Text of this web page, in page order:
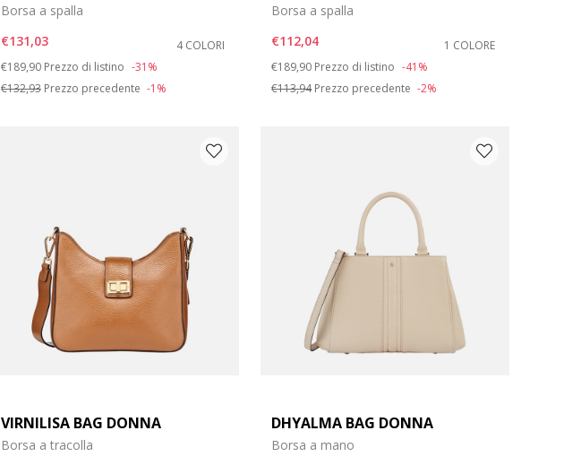
Borsa a spalla
€131,03
4 COLORI
Price reduced from
€189,90 to
Prezzo di listino -31%
€132,93Prezzo precedente -1%
Borsa a spalla
€112,04
1 COLORE
Price reduced from
€189,90 to
Prezzo di listino -41%
€113,94Prezzo precedente -2%
VIRNILISA BAG DONNA
Borsa a tracolla
DHYALMA BAG DONNA
Borsa a mano